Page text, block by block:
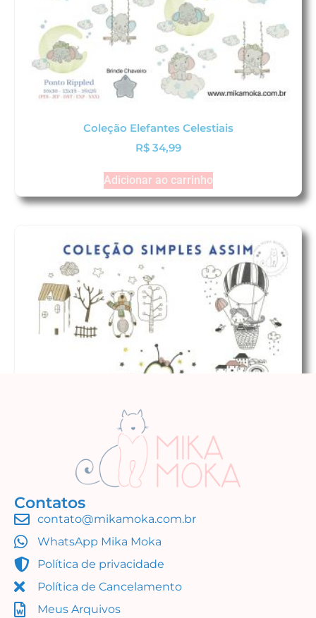
Coleção Elefantes Celestiais
R$34,99
Adicionar ao carrinho
Coleção Simples Assim
R$45,50
Adicionar ao carrinho
Contatos
contato@mikamoka.com.br
WhatsApp Mika Moka
Política de privacidade
Política de Cancelamento
Meus Arquivos